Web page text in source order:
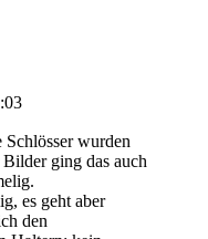
Schlösser wurden
ging das auch
es geht aber
den